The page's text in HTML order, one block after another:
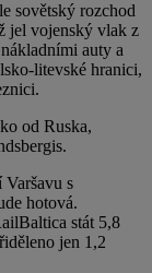
sovětský rozchod
jel vojenský vlak z
auty a
litevské hranici,
od Ruska,
s
hotová.
stát 5,8
jen 1,2